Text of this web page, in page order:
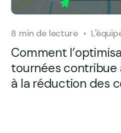
8 min de lecture
Comment
tournées contribue
à la réduction des